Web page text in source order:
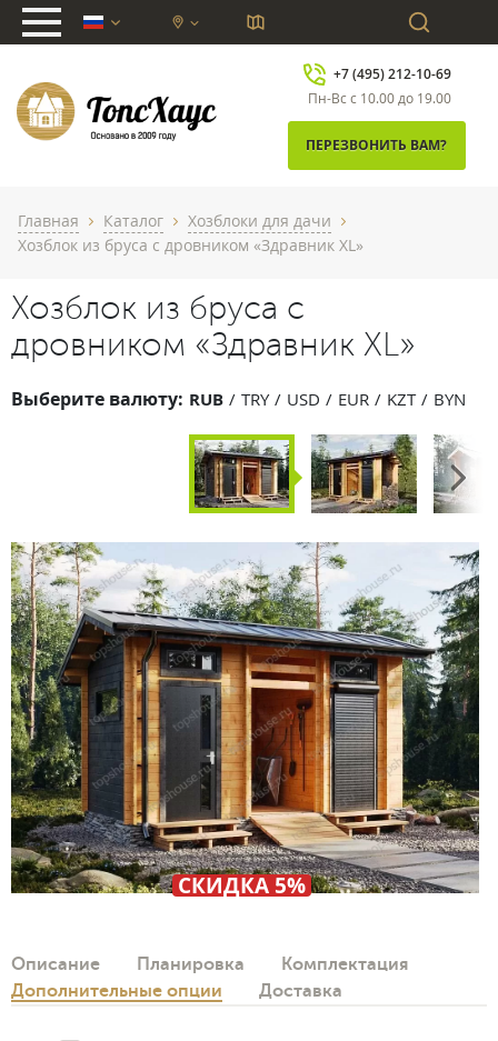
chevron_down
+7 (495) 212-10-69
Пн-Вс с 10.00 до 19.00
ПЕРЕЗВОНИТЬ ВАМ?
Главная chevron_right Каталог chevron_right Хозблоки для дачи chevron_right
Хозблок из бруса с дровником «Здравник XL»
Хозблок из бруса с
дровником «Здравник XL»
Выберите валюту: RUB TRY USD EUR KZT BYN
Next
СКИДКА 5%
Описание Планировка
Комплектация
Дополнительные опции
Доставка